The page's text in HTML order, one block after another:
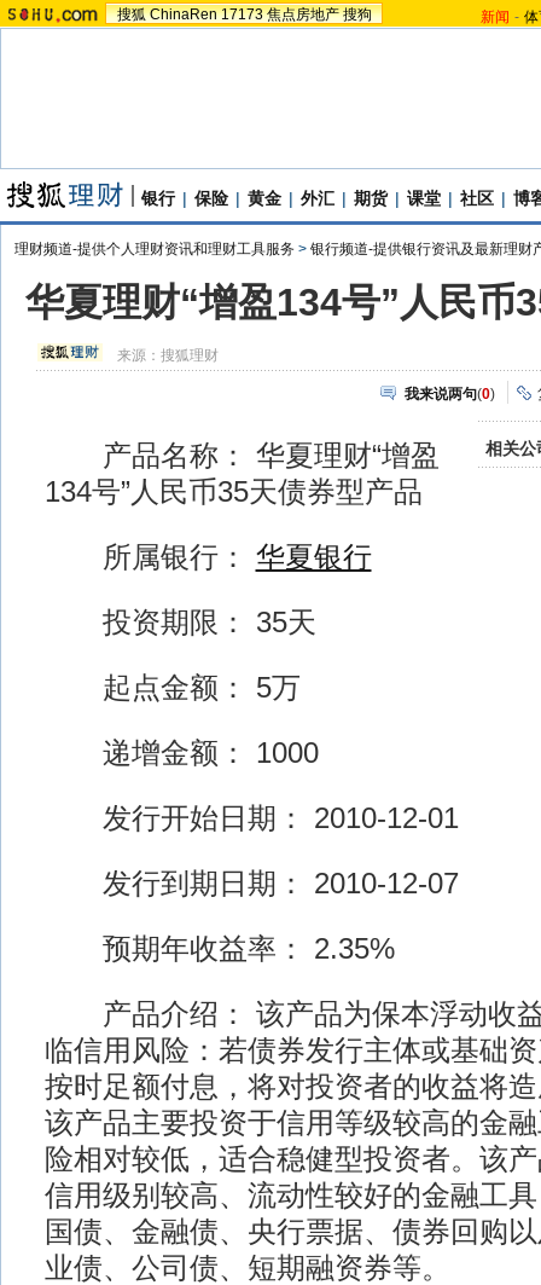
搜狐 ChinaRen 17173 焦点房地产 搜狗 新闻 -
银行 | 保险 | 黄金 | 外汇 | 期货 | 课堂 | 社区 | 博
理财频道-提供个人理财资讯和理财工具服务 > 银行频道-提供银行资讯及最新理财
华夏理财“增盈134号”人民币
来源： 搜狐理财
我来说两句(0)
相关公
产品名称： 华夏理财“增盈
134号”人民币35天债券型产品
所属银行： 华夏银行
投资期限： 35天
起点金额： 5万
递增金额： 1000
发行开始日期： 2010-12-01
发行到期日期： 2010-12-07
预期年收益率： 2.35%
产品介绍： 该产品为保本浮动收
临信用风险：若债券发行主体或基础
按时足额付息，将对投资者的收益将
该产品主要投资于信用等级较高的金
险相对较低，适合稳健型投资者。该
信用级别较高、流动性较好的金融工
国债、金融债、央行票据、债券回购
业债、公司债、短期融资券等。